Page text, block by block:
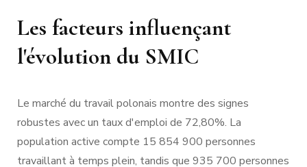
Les facteurs influençant
l'évolution du SMIC
Le marché du travail polonais montre des signes
robustes avec un taux d'emploi de 72,80%. La
population active compte 15 854 900 personnes
travaillant à temps plein, tandis que 935 700 personnes